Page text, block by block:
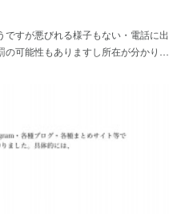
すが悪びれる様子もない・電話に出
の可能性もありますし所在が分かり…